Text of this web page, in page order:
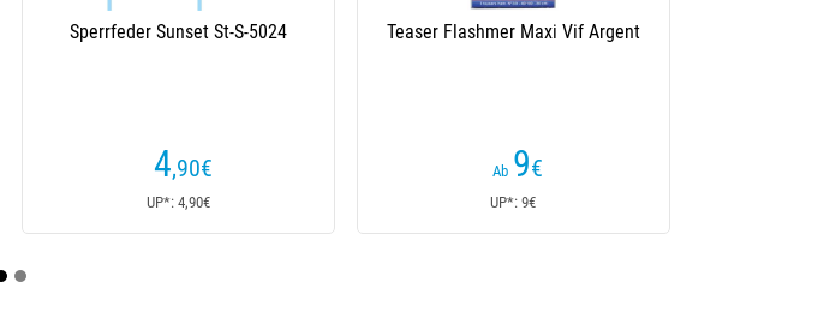
Sperrfeder Sunset St-S-5024 Teaser Flashmer Maxi Vif Argent